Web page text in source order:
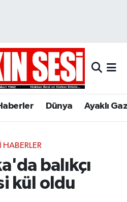
Dünya Ayaklı
HABERLER
balıkçı
kül oldu